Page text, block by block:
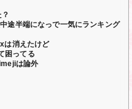
途半端になっで一気にランキング
は消えたけど
困ってる
は論外